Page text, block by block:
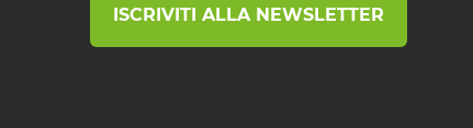
ISCRIVITI ALLA NEWSLETTER